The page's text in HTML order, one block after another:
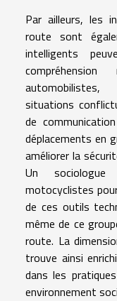
Par ailleurs, les
route sont
intelligents
situations
de
déplacements en
améliorer la
Un sociologue
motocyclistes
de ces outils
même de ce
route. La
trouve ainsi
dans les
environnement